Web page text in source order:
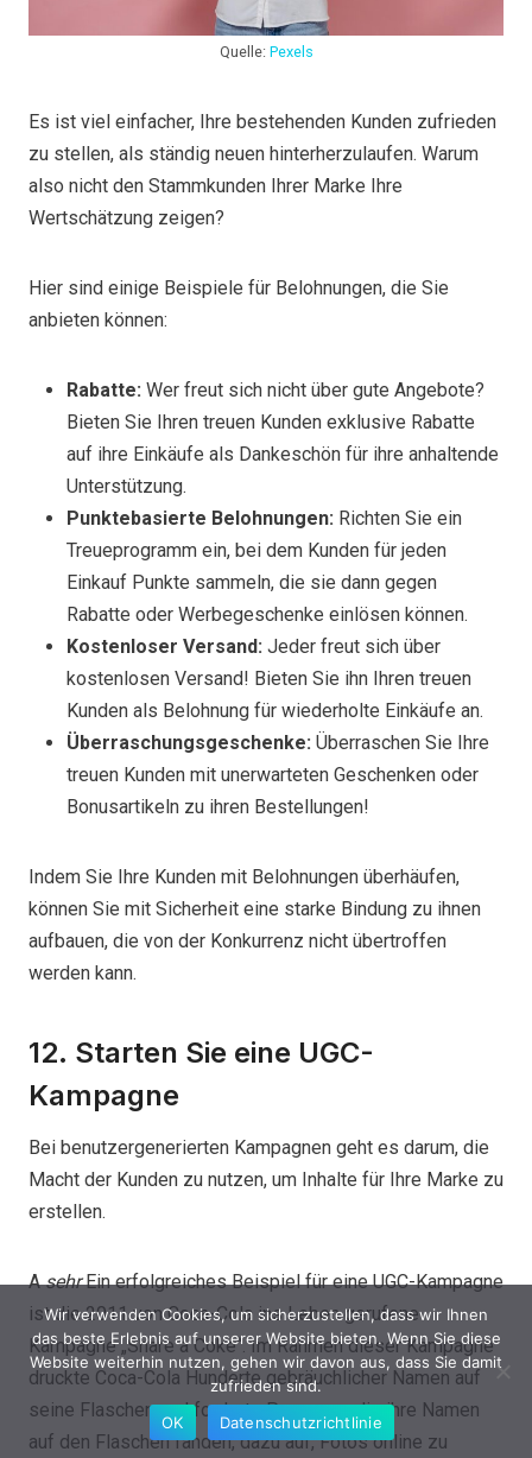
Quelle: Pexels
Es ist viel einfacher, Ihre bestehenden Kunden zufrieden
zu stellen, als ständig neuen hinterherzulaufen. Warum
also nicht den Stammkunden Ihrer Marke Ihre
Wertschätzung zeigen?
Hier sind einige Beispiele für Belohnungen, die Sie
anbieten können:
Rabatte: Wer freut sich nicht über gute Angebote?
Bieten Sie Ihren treuen Kunden exklusive Rabatte
auf ihre Einkäufe als Dankeschön für ihre anhaltende
Unterstützung.
Punktebasierte Belohnungen: Richten Sie ein
Treueprogramm ein, bei dem Kunden für jeden
Einkauf Punkte sammeln, die sie dann gegen
Rabatte oder Werbegeschenke einlösen können.
Kostenloser Versand: Jeder freut sich über
kostenlosen Versand! Bieten Sie ihn Ihren treuen
Kunden als Belohnung für wiederholte Einkäufe an.
Überraschungsgeschenke: Überraschen Sie Ihre
treuen Kunden mit unerwarteten Geschenken oder
Bonusartikeln zu ihren Bestellungen!
Indem Sie Ihre Kunden mit Belohnungen überhäufen,
können Sie mit Sicherheit eine starke Bindung zu ihnen
aufbauen, die von der Konkurrenz nicht übertroffen
werden kann.
12. Starten Sie eine UGC-
Kampagne
Bei benutzergenerierten Kampagnen geht es darum, die
Macht der Kunden zu nutzen, um Inhalte für Ihre Marke zu
erstellen.
AsehrEin erfolgreiches Beispiel für eine UGC-Kampagne
ist die 2011 von Coca-Cola ins Leben gerufene
Kampagne „Share a Coke“. Im Rahmen dieser Kampagne
druckte Coca-Cola Hunderte gebräuchlicher Namen auf
seine Flaschen und forderte Personen, die ihre Namen
auf den Flaschen fanden, dazu auf, Fotos online zu
Wir verwenden Cookies, um sicherzustellen, dass wir Ihnen
das beste Erlebnis auf unserer Website bieten. Wenn Sie diese
Website weiterhin nutzen, gehen wir davon aus, dass Sie damit
zufrieden sind.
OK
Datenschutzrichtlinie